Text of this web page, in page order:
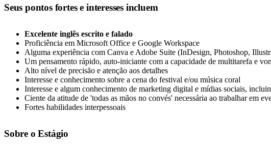
Seus pontos fortes e interesses incluem
Excelente inglês escrito e falado
Proficiência em Microsoft Office e Google Workspace
Alguma experiência com Canva e Adobe Suite (InDesign, Photoshop,
Um pensamento rápido, auto-iniciante com a capacidade de multitarefa e
Alto nível de precisão e atenção aos detalhes
Interesse e conhecimento sobre a cena do festival e/ou música coral
Interesse e algum conhecimento de marketing digital e mídias sociais,
Ciente da atitude de 'todas as mãos no convés' necessária ao trabalhar em
Fortes habilidades interpessoais
Sobre o Estágio